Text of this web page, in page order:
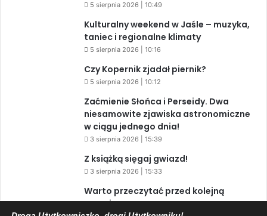
5 sierpnia 2026 | 10:49
Kulturalny weekend w Jaśle – muzyka,
taniec i regionalne klimaty
5 sierpnia 2026 | 10:16
Czy Kopernik zjadał piernik?
5 sierpnia 2026 | 10:12
Zaćmienie Słońca i Perseidy. Dwa
niesamowite zjawiska astronomiczne
w ciągu jednego dnia!
3 sierpnia 2026 | 15:39
Z książką sięgaj gwiazd!
3 sierpnia 2026 | 15:33
Warto przeczytać przed kolejną
rocznicą AKCJI „PENSJONAT”